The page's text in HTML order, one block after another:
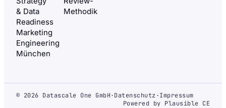
& Data
Readiness
Marketing
Engineering
München
Methodik
© 2026 Datascale One GmbH·Datenschutz·Impressum
Powered by Plausible CE